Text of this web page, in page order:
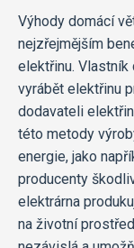
Výhody domácí
nejzřejmějším
elektřinu. Vlastník
vyrábět elektřinu
dodavateli
této metody
energie, jako
producenty
elektrárna
na životní